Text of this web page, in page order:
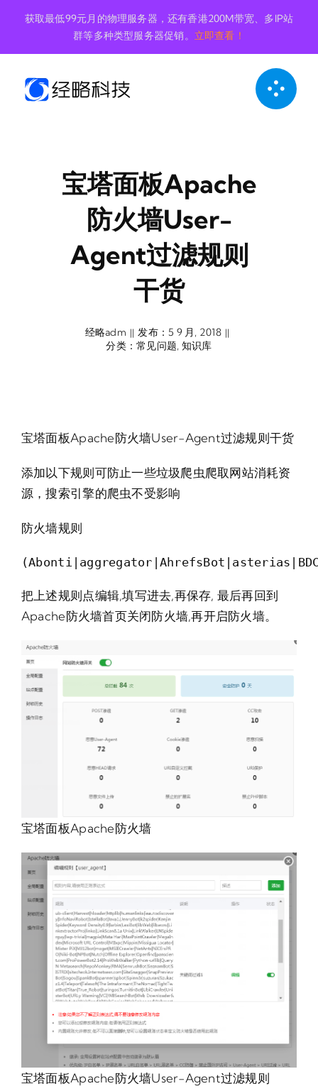
内
获取最低99元月的物理服务器，还有香港200M带宽、多IP站
群等多种类型服务器促销。 立即查看！
宝塔面板Apache
防火墙User-
Agent过滤规则
干货
经略adm || 发布：5 9 月, 2018 ||
分类：常见问题, 知识库
宝塔面板Apache防火墙User-Agent过滤规则干货
添加以下规则可防止一些垃圾爬虫爬取网站消耗资
源，搜索引擎的爬虫不受影响
防火墙规则
把上述规则点编辑,填写进去,再保存, 最后再回到
Apache防火墙首页关闭防火墙,再开启防火墙。
宝塔面板Apache防火墙
宝塔面板Apache防火墙User-Agent过滤规则